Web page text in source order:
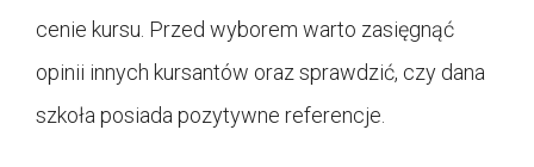
cenie kursu. Przed wyborem warto zasięgnąć
opinii innych kursantów oraz sprawdzić, czy dana
szkoła posiada pozytywne referencje.